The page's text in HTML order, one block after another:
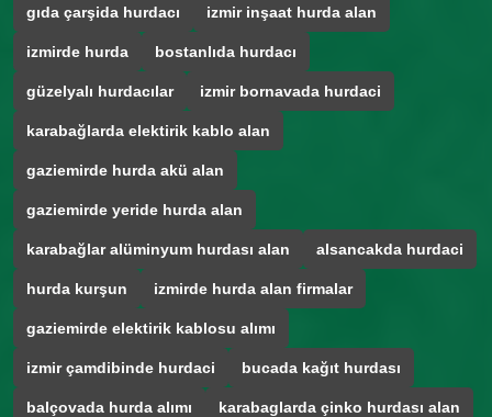
gıda çarşida hurdacı izmir inşaat hurda alan
izmirde hurda bostanlıda hurdacı
güzelyalı hurdacılar izmir bornavada hurdaci
karabağlarda elektirik kablo alan
gaziemirde hurda akü alan
gaziemirde yeride hurda alan
karabağlar alüminyum hurdası alan alsancakda hurdaci
hurda kurşun izmirde hurda alan firmalar
gaziemirde elektirik kablosu alımı
izmir çamdibinde hurdaci bucada kağıt hurdası
balçovada hurda alımı karabaglarda çinko hurdası alan